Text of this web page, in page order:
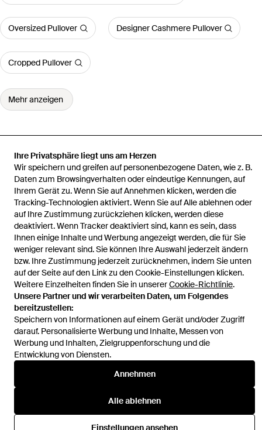
Ihre Privatsphäre liegt uns am Herzen
Wir speichern und greifen auf personenbezogene Daten, wie z. B.
Daten zum Browsingverhalten oder eindeutige Kennungen, auf
Ihrem Gerät zu. Wenn Sie auf Annehmen klicken, werden die
Tracking-Technologien aktiviert. Wenn Sie auf Alle ablehnen oder
auf Ihre Zustimmung zurückziehen klicken, werden diese
deaktiviert. Wenn Tracker deaktiviert sind, kann es sein, dass
Ihnen einige Inhalte und Werbung angezeigt werden, die für Sie
weniger relevant sind. Sie können Ihre Auswahl jederzeit ändern
bzw. Ihre Zustimmung jederzeit zurücknehmen, indem Sie unten
auf der Seite auf den Link zu den Cookie-Einstellungen klicken.
Weitere Einzelheiten finden Sie in unsererCookie-Richtlinie.
Unsere Partner und wir verarbeiten Daten, um Folgendes
bereitzustellen:
Speichern von Informationen auf einem Gerät und/oder Zugriff
darauf. Personalisierte Werbung und Inhalte, Messen von
Werbung und Inhalten, Zielgruppenforschung und die
Entwicklung von Diensten.
Annehmen
Alle ablehnen
Einstellungen ansehen
Oversized Pullover Designer Cashmere Pullover
Cropped Pullover
Mehr anzeigen
Startseite Damen Strickwaren
N.Peal Cashmere Strickwaren
Cardigan Mit V-Ausschnitt
Hilfe und Informationen